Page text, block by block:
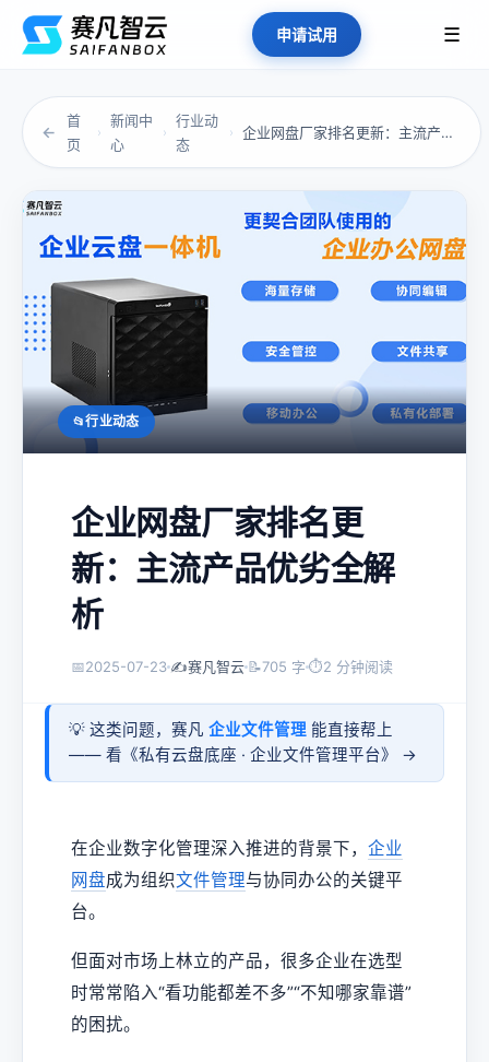
申请试用 ☰
←
首
页
›
新闻中
心
›
行业动
态
› 企业网盘厂家排名更新：主流产品优劣全解析
行业动态
企业网盘厂家排名更
新：主流产品优劣全解
析
📅2025-07-23 ✍️赛凡智云 📝705 字 ⏱2 分钟阅读
💡 这类问题，赛凡 企业文件管理 能直接帮上
—— 看《私有云盘底座 · 企业文件管理平台》 →
在企业数字化管理深入推进的背景下， 企业
网盘成为组织文件管理与协同办公的关键平
台。
但面对市场上林立的产品，很多企业在选型
时常常陷入“看功能都差不多”“不知哪家靠谱”
的困扰。